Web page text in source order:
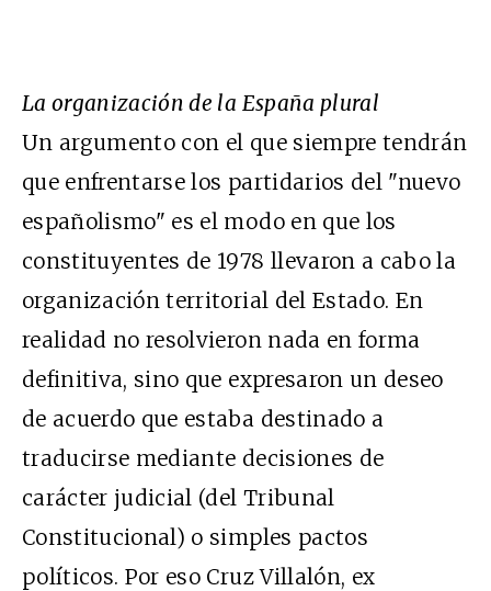
La organización de la España plural
Un argumento con el que siempre tendrán
que enfrentarse los partidarios del "nuevo
españolismo" es el modo en que los
constituyentes de 1978 llevaron a cabo la
organización territorial del Estado. En
realidad no resolvieron nada en forma
definitiva, sino que expresaron un deseo
de acuerdo que estaba destinado a
traducirse mediante decisiones de
carácter judicial (del Tribunal
Constitucional) o simples pactos
políticos. Por eso Cruz Villalón, ex